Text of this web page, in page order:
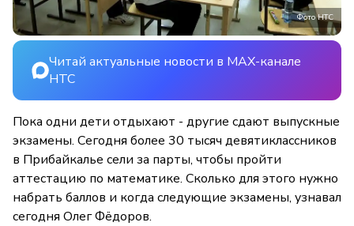
Фото НТС
Читай актуальные новости в MAX-канале
НТС
Пока одни дети отдыхают - другие сдают выпускные
экзамены. Сегодня более 30 тысяч девятиклассников
в Прибайкалье сели за парты, чтобы пройти
аттестацию по математике. Сколько для этого нужно
набрать баллов и когда следующие экзамены, узнавал
сегодня Олег Фёдоров.